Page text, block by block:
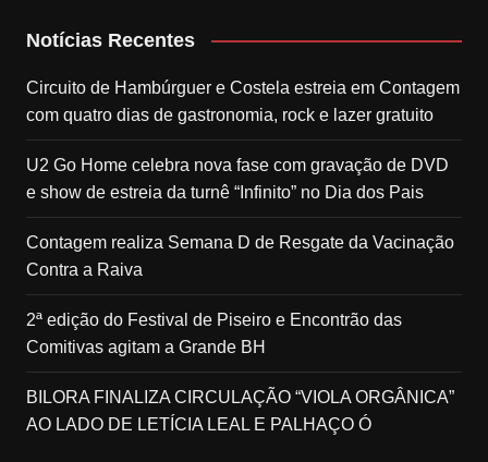
Notícias Recentes
Circuito de Hambúrguer e Costela estreia em Contagem
com quatro dias de gastronomia, rock e lazer gratuito
U2 Go Home celebra nova fase com gravação de DVD
e show de estreia da turnê “Infinito” no Dia dos Pais
Contagem realiza Semana D de Resgate da Vacinação
Contra a Raiva
2ª edição do Festival de Piseiro e Encontrão das
Comitivas agitam a Grande BH
BILORA FINALIZA CIRCULAÇÃO “VIOLA ORGÂNICA”
AO LADO DE LETÍCIA LEAL E PALHAÇO Ó